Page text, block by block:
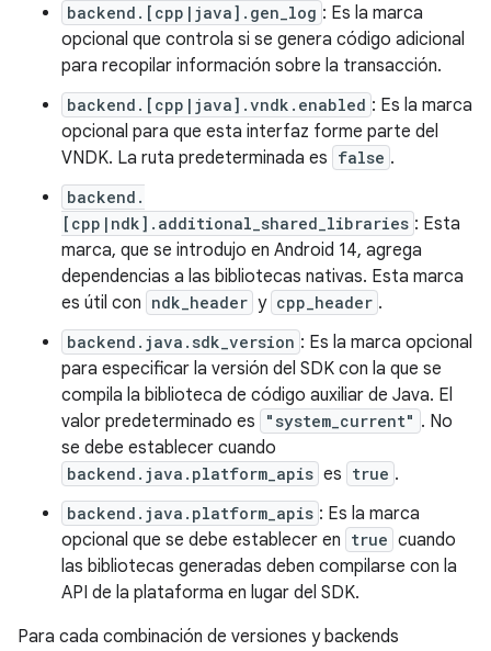
backend.[cpp|java].gen_log : Es la marca
opcional que controla si se genera código adicional
para recopilar información sobre la transacción.
backend.[cpp|java].vndk.enabled : Es la marca
opcional para que esta interfaz forme parte del
VNDK. La ruta predeterminada es false .
backend.
[cpp|ndk].additional_shared_libraries : Esta
marca, que se introdujo en Android 14, agrega
dependencias a las bibliotecas nativas. Esta marca
es útil con ndk_header y cpp_header .
backend.java.sdk_version : Es la marca opcional
para especificar la versión del SDK con la que se
compila la biblioteca de código auxiliar de Java. El
valor predeterminado es
"system_current" . No
se debe establecer cuando
backend.java.platform_apis es true .
backend.java.platform_apis : Es la marca
opcional que se debe establecer en true cuando
las bibliotecas generadas deben compilarse con la
API de la plataforma en lugar del SDK.
Para cada combinación de versiones y backends